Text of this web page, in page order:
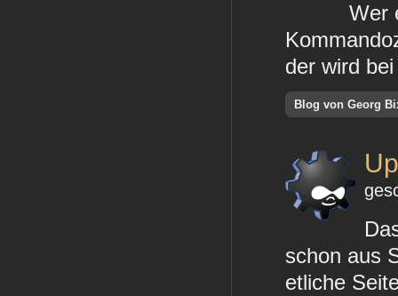
Wer
der wird
Blog von Georg
schon aus
etliche